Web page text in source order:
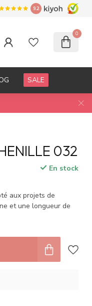
9.2
0
SALE
032
En stock
aux projets de
et une longueur de